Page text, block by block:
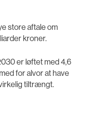
store aftale om
kroner.
er løftet med 4,6
for alvor at have
tiltrængt.